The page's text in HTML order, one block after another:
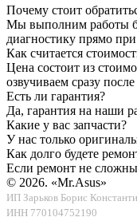
Почему стоит
Мы выполним работы
диагностику прямо при
Как считается
Цена состоит из
озвучиваем сразу
Есть ли гарантия?
Да, гарантия на наши
Какие у вас запчасти?
У нас только
Как долго будете
Если ремонт не
© 2026. «Mr.Asus»
ИП Зарьков Борис
ИНН 770104752190